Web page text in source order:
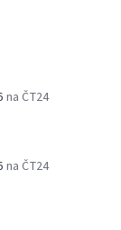
na ČT24
na ČT24